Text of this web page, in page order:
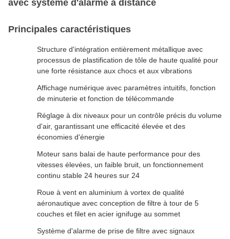
avec système d'alarme à distance
Principales caractéristiques
Structure d'intégration entièrement métallique avec
processus de plastification de tôle de haute qualité pour
une forte résistance aux chocs et aux vibrations
Affichage numérique avec paramètres intuitifs, fonction
de minuterie et fonction de télécommande
Réglage à dix niveaux pour un contrôle précis du volume
d'air, garantissant une efficacité élevée et des
économies d'énergie
Moteur sans balai de haute performance pour des
vitesses élevées, un faible bruit, un fonctionnement
continu stable 24 heures sur 24
Roue à vent en aluminium à vortex de qualité
aéronautique avec conception de filtre à tour de 5
couches et filet en acier ignifuge au sommet
Système d'alarme de prise de filtre avec signaux